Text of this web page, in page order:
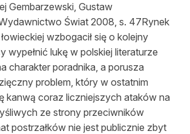
Polskiego”
Gembarzewski, Gustaw
Świat 2008, s. 47Rynek
wzbogacił się o kolejny
wypełnić lukę w polskiej literaturze
charakter poradnika, a porusza
problem, który w ostatnim
kanwą coraz liczniejszych ataków na
ze strony przeciwników
postrzałków nie jest publicznie zbyt